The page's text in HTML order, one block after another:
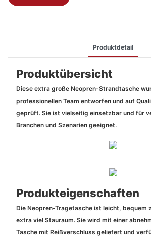
Produktdetail
Produktübersicht
Diese extra große Neopren-Strandtasche
professionellen Team entworfen und auf
geprüft. Sie ist vielseitig einsetzbar und für
Branchen und Szenarien geeignet.
Produkteigenschaften
Die Neopren-Tragetasche ist leicht, bequem
extra viel Stauraum. Sie wird mit einer
Tasche mit Reißverschluss geliefert und